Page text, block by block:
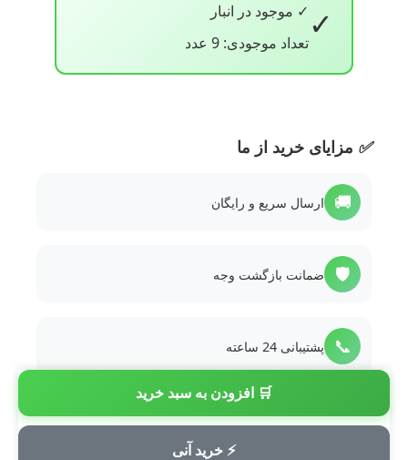
✓ ✓ موجود در انبار
تعداد موجودی: 9 عدد
🛒 افزودن به سبد خرید
⚡ خرید آنی
✅ مزایای خرید از ما
🚚 ارسال سریع و رایگان
🛡️ ضمانت بازگشت وجه
📞 پشتیبانی 24 ساعته
💳 پرداخت امن